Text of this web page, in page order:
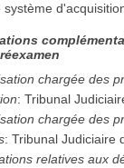
système
chargée des
: Tribunal
chargée des
: Tribunal Judiciaire
relatives aux